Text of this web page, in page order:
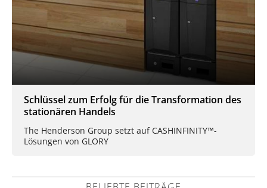
Schlüssel zum Erfolg für die Transformation des
stationären Handels
The Henderson Group setzt auf CASHINFINITY™-
Lösungen von GLORY